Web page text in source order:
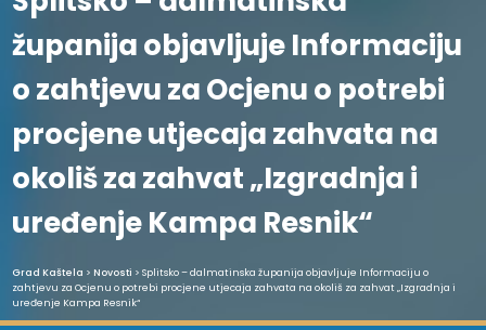
županija objavljuje Informaciju
o zahtjevu za Ocjenu o potrebi
procjene utjecaja zahvata na
okoliš za zahvat „Izgradnja i
uređenje Kampa Resnik“
Grad Kaštela > Novosti > Splitsko – dalmatinska županija objavljuje Informaciju o
zahtjevu za Ocjenu o potrebi procjene utjecaja zahvata na okoliš za zahvat „Izgradnja i
uređenje Kampa Resnik“